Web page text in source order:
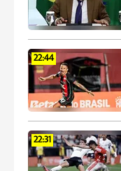
22:44
22:31